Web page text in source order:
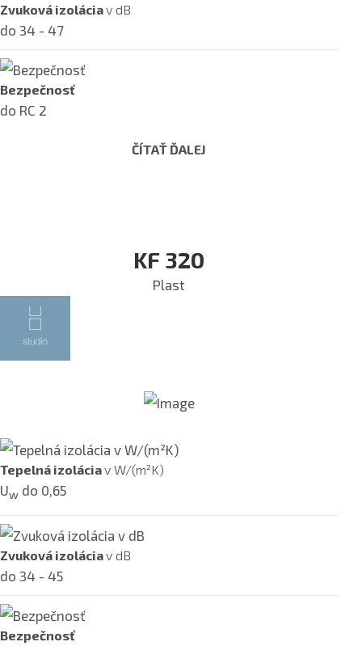
Zvuková izoláciav dB
do 34 - 47
Bezpečnosť
do RC 2
ČÍTAŤ ĎALEJ
KF 320
Plast
Tepelná izoláciav W/(m²K)
Uw do 0,65
Zvuková izoláciav dB
do 34 - 45
Bezpečnosť